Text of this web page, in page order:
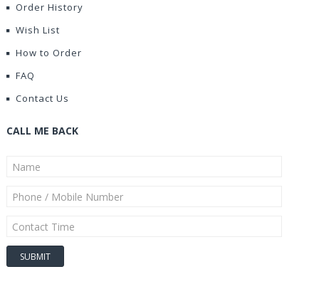
Order History
Wish List
How to Order
FAQ
Contact Us
CALL ME BACK